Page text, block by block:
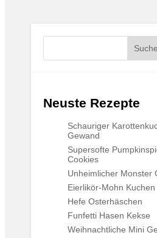
Suche
Neuste Rezepte
Schauriger
Gewand
Supersofte
Cookies
Unheimlicher Monster
Eierlikör-Mohn Kuchen
Hefe Osterhäschen
Funfetti Hasen Kekse
Weihnachtliche Mini